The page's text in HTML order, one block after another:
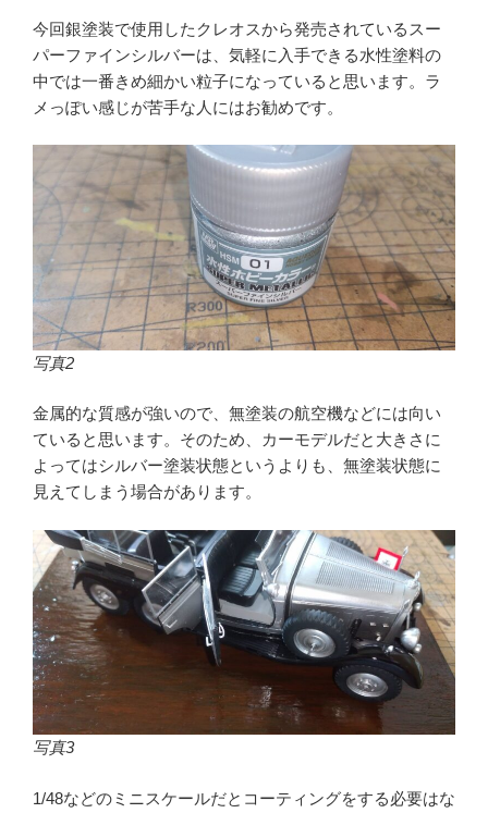
今回銀塗装で使用したクレオスから発売されているスー
パーファインシルバーは、気軽に入手できる水性塗料の
中では一番きめ細かい粒子になっていると思います。ラ
メっぽい感じが苦手な人にはお勧めです。
写真2
金属的な質感が強いので、無塗装の航空機などには向い
ていると思います。そのため、カーモデルだと大きさに
よってはシルバー塗装状態というよりも、無塗装状態に
見えてしまう場合があります。
写真3
1/48などのミニスケールだとコーティングをする必要はな